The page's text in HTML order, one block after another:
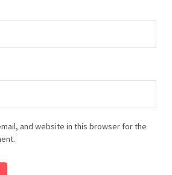
and website in this browser for the